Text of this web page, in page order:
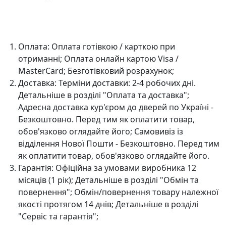
Оплата: Оплата готівкою / карткою при
отриманні; Оплата онлайн картою Visa /
MasterCard; Безготівковий розрахунок;
Доставка: Терміни доставки: 2-4 робочих дні.
Детальніше в розділі "Оплата та доставка";
Адресна доставка кур'єром до дверей по Україні -
Безкоштовно. Перед тим як оплатити товар,
обов'язково оглядайте його; Самовивіз із
відділення Нової Пошти - Безкоштовно. Перед тим
як оплатити товар, обов'язково оглядайте його.
Гарантія: Офіційна за умовами виробника 12
місяців (1 рік); Детальніше в розділі "Oбмін та
повернення"; Обмін/повернення товару належної
якості протягом 14 днів; Детальніше в розділі
"Сервіс та гарантія";